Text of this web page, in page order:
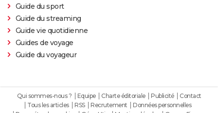
Guide du sport
Guide du streaming
Guide vie quotidienne
Guides de voyage
Guide du voyageur
Qui sommes-nous ? Equipe Charte éditoriale Publicité
Contact
Tous les articles
RSS Recrutement
Données personnelles